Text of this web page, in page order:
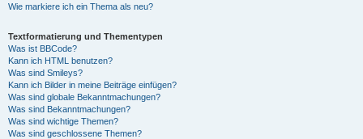
Wie markiere ich ein Thema als neu?
Textformatierung und Thementypen
Was ist BBCode?
Kann ich HTML benutzen?
Was sind Smileys?
Kann ich Bilder in meine Beiträge einfügen?
Was sind globale Bekanntmachungen?
Was sind Bekanntmachungen?
Was sind wichtige Themen?
Was sind geschlossene Themen?